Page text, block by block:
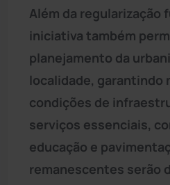
Além da regularização
iniciativa também
planejamento da
localidade, garantindo
condições de
serviços essenciais,
educação e
remanescentes serão